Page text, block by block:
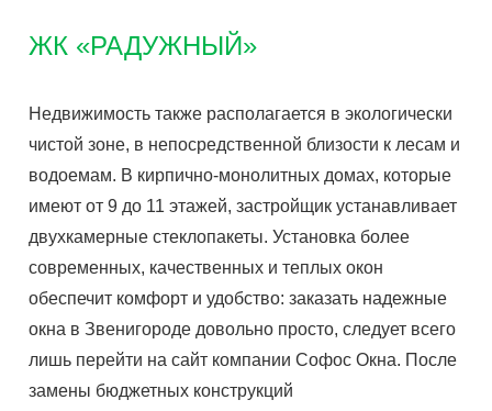
ЖК «РАДУЖНЫЙ»
Недвижимость также располагается в экологически
чистой зоне, в непосредственной близости к лесам и
водоемам. В кирпично-монолитных домах, которые
имеют от 9 до 11 этажей, застройщик устанавливает
двухкамерные стеклопакеты. Установка более
современных, качественных и теплых окон
обеспечит комфорт и удобство: заказать надежные
окна в Звенигороде довольно просто, следует всего
лишь перейти на сайт компании Софос Окна. После
замены бюджетных конструкций